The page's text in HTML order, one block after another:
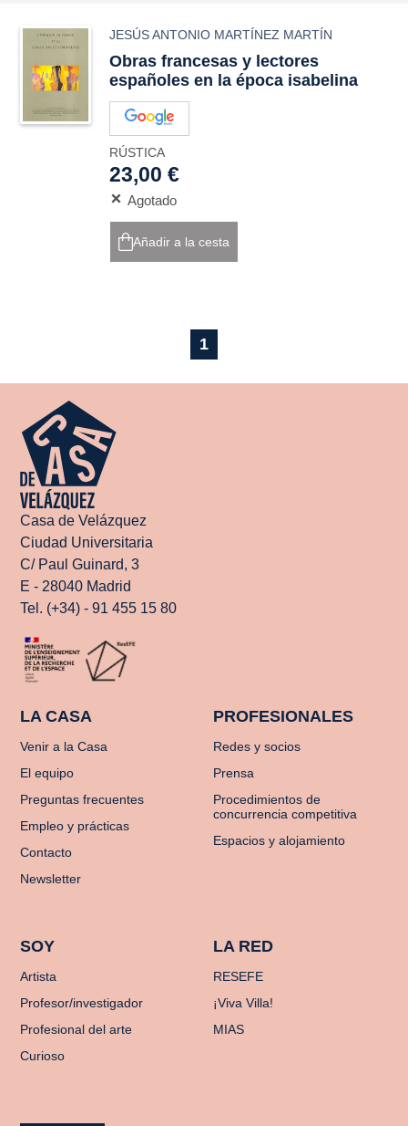
JESÚS ANTONIO MARTÍNEZ MARTÍN
Obras francesas y lectores
españoles en la época isabelina
RÚSTICA
23,00 €
Agotado
Añadir a la cesta
1
Casa de Velázquez
Ciudad Universitaria
C/ Paul Guinard, 3
E - 28040 Madrid
Tel. (+34) - 91 455 15 80
LA CASA
Venir a la Casa
El equipo
Preguntas frecuentes
Empleo y prácticas
Contacto
Newsletter
PROFESIONALES
Redes y socios
Prensa
Procedimientos de
concurrencia competitiva
Espacios y alojamiento
SOY
Artista
Profesor/investigador
Profesional del arte
Curioso
LA RED
RESEFE
¡Viva Villa!
MIAS